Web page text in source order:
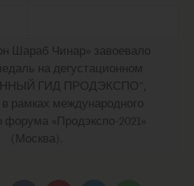
Шараб Чинар» завоевало
на дегустационном
ГИД ПРОДЭКСПО",
рамках международного
форума «Продэкспо-2021»
(Москва).